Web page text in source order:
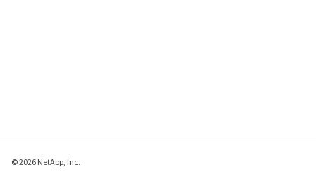
© 2026 NetApp, Inc.